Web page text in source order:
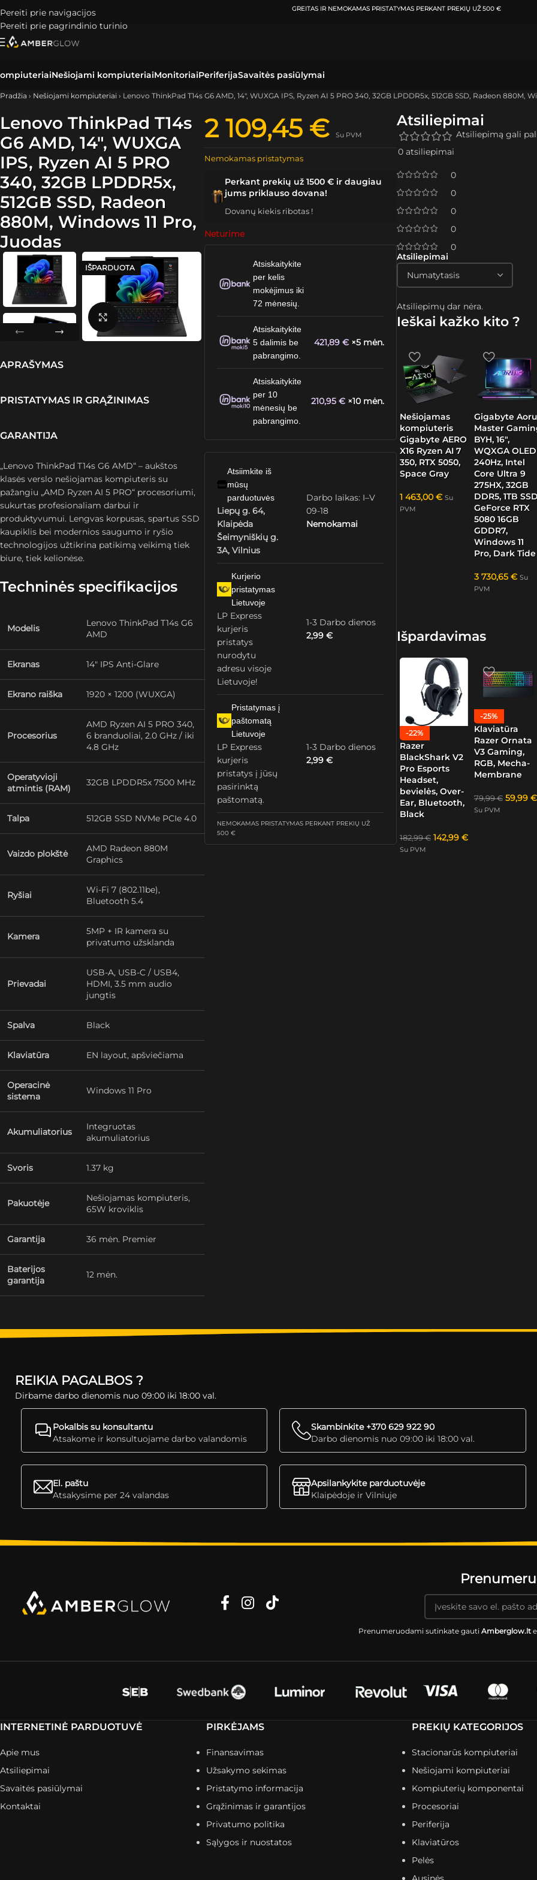
Pereiti prie navigacijos
Pereiti prie pagrindinio turinio
ATSIIMKITE UŽSAKYMĄKLAIPĖDOJE IR
Nešiojami kompiuteriaiMonitoriaiPeriferijaSavaitės pasiūlymai
Pradžia › Nešiojami kompiuteriai › Lenovo ThinkPad T14s G6 AMD, 14″, WUXGA IPS, Ryzen AI 5 PRO 340, 32GB LPDDR5x, 512GB SSD, Radeon 880M,
Lenovo ThinkPad T14s
G6 AMD, 14″, WUXGA
IPS, Ryzen AI 5 PRO
340, 32GB LPDDR5x,
512GB SSD, Radeon
880M, Windows 11 Pro,
Juodas
IŠPARDUOTA
Spustelėkite, kad padidintumėte
APRAŠYMAS
PRISTATYMAS IR GRĄŽINIMAS
GARANTIJA
„Lenovo ThinkPad T14s G6 AMD“ – aukštos
klasės verslo nešiojamas kompiuteris su
pažangiu „AMD Ryzen AI 5 PRO“ procesoriumi,
sukurtas profesionaliam darbui ir
produktyvumui. Lengvas korpusas, spartus SSD
kaupiklis bei modernios saugumo ir ryšio
technologijos užtikrina patikimą veikimą tiek
biure, tiek kelionėse.
Techninės specifikacijos
Modelis
Lenovo ThinkPad T14s G6
AMD
Ekranas 14″ IPS Anti-Glare
Ekrano raiška 1920 × 1200 (WUXGA)
Procesorius
AMD Ryzen AI 5 PRO 340,
6 branduoliai, 2.0 GHz / iki
4.8 GHz
Operatyvioji
atmintis (RAM)
32GB LPDDR5x 7500 MHz
Talpa 512GB SSD NVMe PCIe 4.0
Vaizdo plokštė
AMD Radeon 880M
Graphics
Ryšiai
Wi-Fi 7 (802.11be),
Bluetooth 5.4
Kamera
5MP + IR kamera su
privatumo užsklanda
Prievadai
USB-A, USB-C / USB4,
HDMI, 3.5 mm audio
jungtis
Spalva Black
Klaviatūra EN layout, apšviečiama
Operacinė
sistema
Windows 11 Pro
Akumuliatorius
Integruotas
akumuliatorius
Svoris 1.37 kg
Pakuotėje
Nešiojamas kompiuteris,
65W kroviklis
Garantija 36 mėn. Premier
Baterijos
garantija
12 mėn.
2 109,45 € Su PVM
Nemokamas pristatymas
Perkant prekių už 1500 € ir daugiau
jums priklauso dovana!
Dovanų kiekis ribotas !
Neturime
Atsiskaitykite
per kelis
mokėjimus iki
72 mėnesių.
Atsiskaitykite
5 dalimis be
pabrangimo.
421,89 € ×5 mėn.
Atsiskaitykite
per 10
mėnesių be
pabrangimo.
210,95 € ×10 mėn.
Atsiimkite iš
mūsų
parduotuvės
Liepų g. 64,
Klaipėda
Šeimyniškių g.
3A, Vilnius
Darbo laikas: I–V
09-18
Nemokamai
Kurjerio
pristatymas
Lietuvoje
LP Express
kurjeris
pristatys
nurodytu
adresu visoje
Lietuvoje!
1-3 Darbo dienos
2,99€
Pristatymas į
paštomatą
Lietuvoje
LP Express
kurjeris
pristatys į jūsų
pasirinktą
paštomatą.
1-3 Darbo dienos
2,99€
NEMOKAMAS PRISTATYMAS PERKANT PREKIŲ UŽ
500 €
Atsiliepimai
0 atsiliepimai
0
0
0
0
0
Atsiliepimai
Atsiliepimų dar nėra.
Atsiliepimą gali
Ieškai kažko kito ?
Nešiojamas
kompiuteris
Gigabyte AERO
X16 Ryzen AI 7
350, RTX 5050,
Space Gray
1 463,00 € Su
PVM
Gigabyte
Master
BYH, 16″,
WQXGA OLED
240Hz, Intel
Core Ultra 9
275HX, 32GB
DDR5, 1TB
GeForce RTX
5080 16GB
GDDR7,
Windows 11
Pro, Dark Tide
3 730,65 € Su
PVM
Išpardavimas
-22%
Razer
BlackShark V2
Pro Esports
Headset,
bevielės, Over-
Ear, Bluetooth,
Black
182,99€ 142,99 €
Su PVM
-25%
Klaviatūra
Razer Ornata
V3 Gaming,
RGB, Mecha-
Membrane
79,99€ 59,99 €
Su PVM
REIKIA PAGALBOS ?
Dirbame darbo dienomis nuo 09:00 iki 18:00 val.
Pokalbis su konsultantu
Atsakome ir konsultuojame darbo valandomis
Skambinkite +370 629 922 90
Darbo dienomis nuo 09:00 iki 18:00 val.
El. paštu
Atsakysime per 24 valandas
Apsilankykite parduotuvėje
Klaipėdoje ir Vilniuje
Prenumeruodami sutinkate gautiAmberglow.lt
INTERNETINĖ PARDUOTUVĖ
Apie mus
Atsiliepimai
Savaitės pasiūlymai
Kontaktai
PIRKĖJAMS
Finansavimas
Užsakymo sekimas
Pristatymo informacija
Grąžinimas ir garantijos
Privatumo politika
Sąlygos ir nuostatos
PREKIŲ KATEGORIJOS
Stacionarūs kompiuteriai
Nešiojami kompiuteriai
Kompiuterių komponentai
Procesoriai
Periferija
Klaviatūros
Pelės